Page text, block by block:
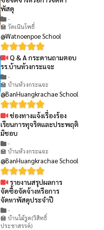
พัสดุ
-
🏫 วัดเนินโพธิ์
@Watnoenpoe School
Q & A กระดานถามตอบ
รร.บ้านห้วงกระแจะ
-
🏫 บ้านห้วงกระแจะ
@BanHuangkrachae School
ช่องทางแจ้งเรื่องร้อง
เรียนการทุจริตและประพฤติ
มิชอบ
-
🏫 บ้านห้วงกระแจะ
@BanHuangkrachae School
รายงานสรุปผลการ
จัดซื้อจัดจ้างหรือการ
จัดหาพัสดุประจำปี
-
🏫 บ้านไม้รูด(วิสิทธิ์
ประชาสรรค์)